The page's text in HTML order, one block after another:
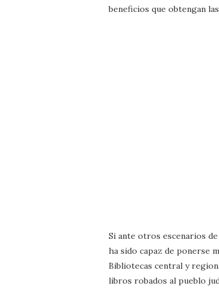
beneficios que obtengan
Si ante otros escenarios
ha sido capaz de ponerse
Bibliotecas central y
libros robados al pueblo